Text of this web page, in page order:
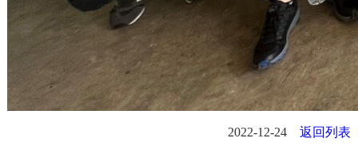
2022-12-24返回列表